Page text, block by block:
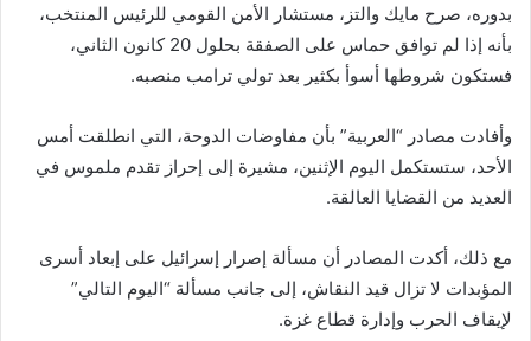
بدوره، صرح مايك والتز، مستشار الأمن القومي للرئيس المنتخب،
بأنه إذا لم توافق حماس على الصفقة بحلول 20 كانون الثاني،
فستكون شروطها أسوأ بكثير بعد تولي ترامب منصبه.
وأفادت مصادر “العربية” بأن مفاوضات الدوحة، التي انطلقت أمس
الأحد، ستستكمل اليوم الإثنين، مشيرة إلى إحراز تقدم ملموس في
العديد من القضايا العالقة.
مع ذلك، أكدت المصادر أن مسألة إصرار إسرائيل على إبعاد أسرى
المؤبدات لا تزال قيد النقاش، إلى جانب مسألة “اليوم التالي”
لإيقاف الحرب وإدارة قطاع غزة.